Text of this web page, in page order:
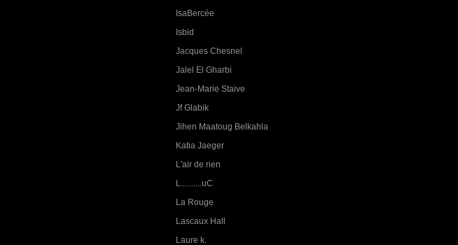
IsaBercée
Isbid
Jacques Chesnel
Jalel El Gharbi
Jean-Marie Staive
Jf Glabik
Jihen Maatoug Belkahla
Katia Jaeger
L'air de rien
L..........uC
La Rouge
Lascaux Hall
Laure k.